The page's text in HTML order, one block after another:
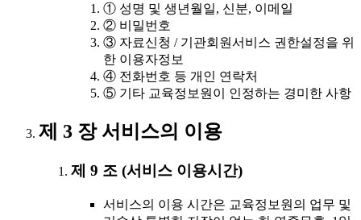
① 성명 및 생년월일, 신분, 이메일
② 비밀번호
③ 자료신청 / 기관회원서비스 권한설정을 위
한 이용자정보
④ 전화번호 등 개인 연락처
⑤ 기타 교육정보원이 인정하는 경미한 사항
제 3 장 서비스의 이용
제 9 조 (서비스 이용시간)
서비스의 이용 시간은 교육정보원의 업무 및